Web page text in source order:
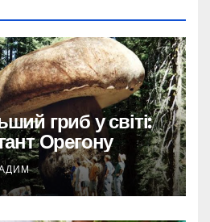
гриб у світі:
Орегону